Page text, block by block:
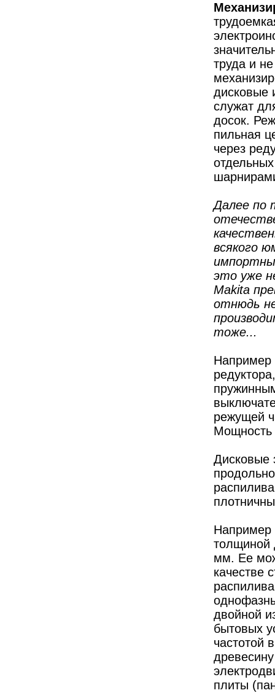
труда и
дисковые
служат
досок.
пильная
через
Далее по
всякого
это уже
Makita
отнюдь
тоже...
Например
режущей
Мощность
Дисковые
Например
толщиной
мм. Ее
качестве
двойной
бытовых
частотой
плиты